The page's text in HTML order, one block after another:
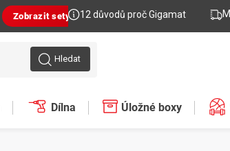
Zobrazit sety 12 důvodů proč Gigamat
Hledat
Dílna Úložné boxy